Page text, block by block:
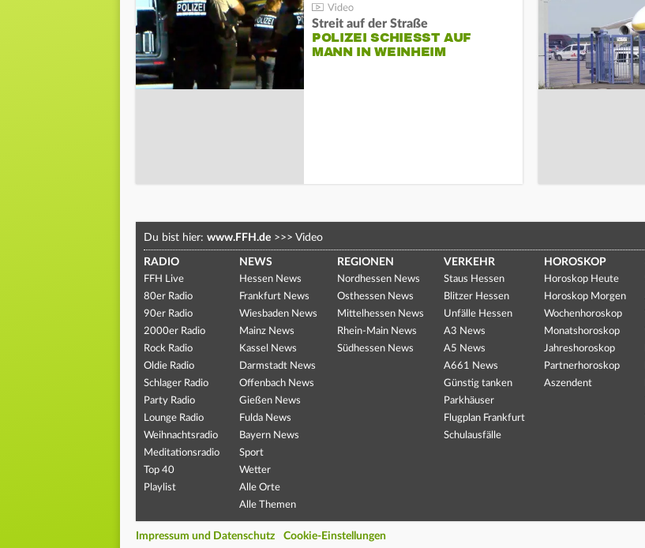
Streit auf der Straße
POLIZEI SCHIESST AUF M
ANN IN WEINHEIM
Du bist hier: www.FFH.de >>> Video
RADIO
FFH Live
80er Radio
90er Radio
2000er Radio
Rock Radio
Oldie Radio
Schlager Radio
Party Radio
Lounge Radio
Weihnachtsradio
Meditationsradio
Top 40
Playlist
NEWS
Hessen News
Frankfurt News
Wiesbaden News
Mainz News
Kassel News
Darmstadt News
Offenbach News
Gießen News
Fulda News
Bayern News
Sport
Wetter
Alle Orte
Alle Themen
REGIONEN
Nordhessen News
Osthessen News
Mittelhessen News
Rhein-Main News
Südhessen News
VERKEHR
Staus Hessen
Blitzer Hessen
Unfälle Hessen
A3 News
A5 News
A661 News
Günstig tanken
Parkhäuser
Flugplan Frankfurt
Schulausfälle
HOROSKOP
Horoskop Heute
Horoskop Morgen
Wochenhoroskop
Monatshoroskop
Jahreshoroskop
Partnerhoroskop
Aszendent
Impressum und Datenschutz Cookie-Einstellungen